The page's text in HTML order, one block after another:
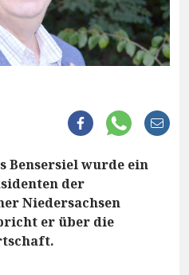
Bensersiel wurde ein
der
Niedersachsen
er über die